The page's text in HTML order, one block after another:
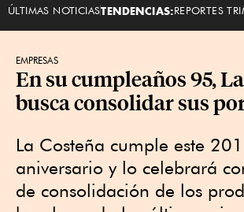
ÚLTIMAS NOTICIASTENDENCIAS:REPORTES
EMPRESAS
En su cumpleaños 95,
busca consolidar sus
La Costeña cumple este
aniversario y lo celebrará
de consolidación de los